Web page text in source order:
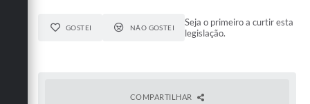
GOSTEI NÃO GOSTEI
Seja o primeiro a curtir esta
legislação.
COMPARTILHAR